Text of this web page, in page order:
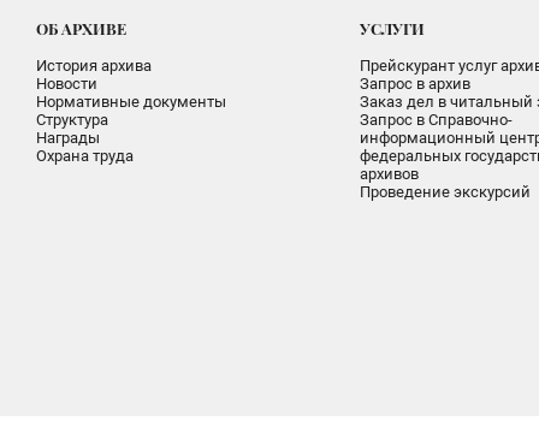
ОБ АРХИВЕ
История архива
Новости
Нормативные документы
Структура
Награды
Охрана труда
УСЛУГИ
Прейскурант услуг
Запрос в архив
Заказ дел в читальный
Запрос в Справочно-
информационный
федеральных
архивов
Проведение экскурсий